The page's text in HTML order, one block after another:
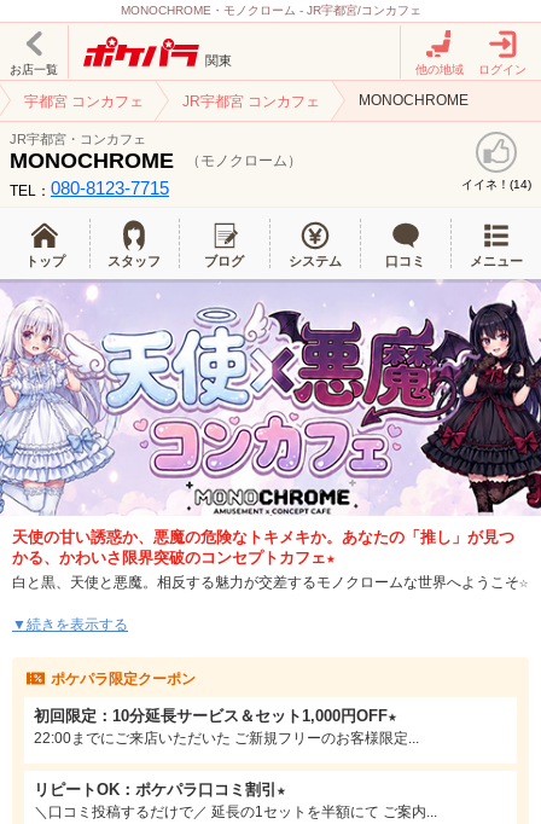
MONOCHROME・モノクローム - JR宇都宮/コンカフェ
お店一覧
関東
他の地域 ログイン
宇都宮 コンカフェ JR宇都宮 コンカフェ MONOCHROME
JR宇都宮・コンカフェ
MONOCHROME
（モノクローム）
TEL： 080-8123-7715 イイネ！(14)
トップ スタッフ ブログ システム 口コミ メニュー
天使の甘い誘惑か、悪魔の危険なトキメキか。あなたの「推し」が見つ
かる、かわいさ限界突破のコンセプトカフェ★
白と黒、天使と悪魔。相反する魅力が交差するモノクロームな世界へようこそ☆
今夜はあざとかわいい天使に癒される？それともクールでちょっぴりセクシー
でも油断してると、クールでちょっぴりセクシーな小悪魔ちゃんに心を奪われ
ちゃうかも…？
統一感抜群のモノトーン衣装と世界観は、まるで異世界。お酒を楽しみなが
ら、テーブルゲームやボードゲームでワイワイ盛り上がれるのも魅力です！
「今日はどっちにメロつく？」
天使派も悪魔派も、きっとお気に入りの子が見つかるはず◎可愛さとドキドキが
詰まったコンセプトカフェで、特別な夜を過ごしませんか？
▼続きを表示する
ポケパラ限定クーポン
初回限定：10分延長サービス＆セット1,000円OFF★
22:00までにご来店いただいた ご新規フリーのお客様限定...
リピートOK：ポケパラ口コミ割引★
＼口コミ投稿するだけで／ 延長の1セットを半額にて ご案内...